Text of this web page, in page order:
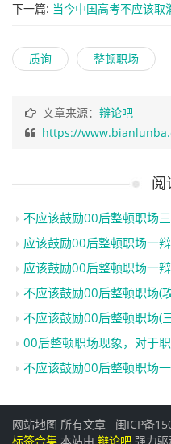
下一篇: 当今中国高考不应该取
质询 整顿职场
文章来源： 辩论吧
https://
阅
不应该鼓励00后整顿职场三
应该鼓励00后整顿职场一辩
应该鼓励00后整顿职场一
不应该鼓励00后整顿职场(
不应该鼓励00后整顿职场(
00后整顿职场现象，对于
不应该鼓励00后整顿职场
网站地图 所有文章 闽ICP备
标签合集 本站由 辩论吧 强力